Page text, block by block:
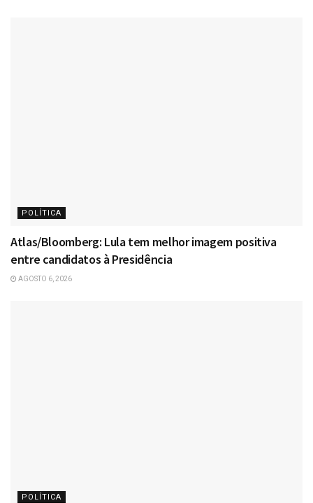
POLÍTICA
Atlas/Bloomberg: Lula tem melhor imagem positiva
entre candidatos à Presidência
AGOSTO 6, 2026
POLÍTICA